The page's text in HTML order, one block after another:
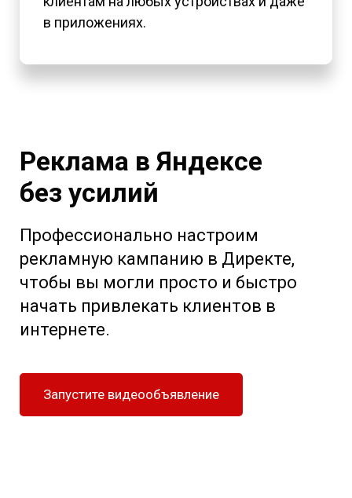
в приложениях.
Реклама в Яндексе
без усилий
Профессионально настроим
рекламную кампанию в Директе,
чтобы вы могли просто и быстро
начать привлекать клиентов в
интернете.
Запустите видеообъявление